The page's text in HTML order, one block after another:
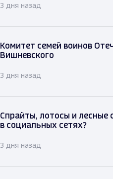
3 дня назад
Комитет семей воинов
Вишневского
3 дня назад
Спрайты, лотосы и лесные
в социальных сетях?
3 дня назад